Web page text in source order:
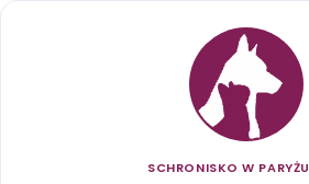
SCHRONISKO W PARYŻU
Schronisko w Paryżu